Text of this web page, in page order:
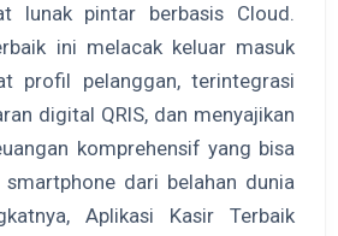
lunak pintar berbasis Cloud.
ini melacak keluar masuk
profil pelanggan, terintegrasi
digital QRIS, dan menyajikan
komprehensif yang bisa
dari belahan dunia
Aplikasi Kasir Terbaik